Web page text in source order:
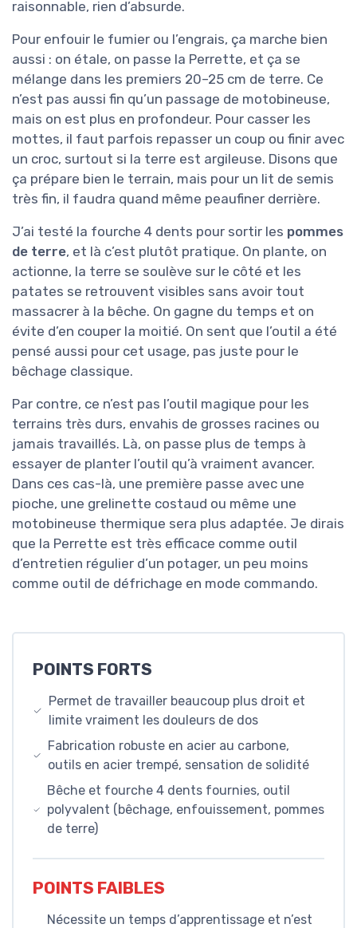
raisonnable, rien d’absurde.
Pour enfouir le fumier ou l’engrais, ça marche bien
aussi : on étale, on passe la Perrette, et ça se
mélange dans les premiers 20–25 cm de terre. Ce
n’est pas aussi fin qu’un passage de motobineuse,
mais on est plus en profondeur. Pour casser les
mottes, il faut parfois repasser un coup ou finir avec
un croc, surtout si la terre est argileuse. Disons que
ça prépare bien le terrain, mais pour un lit de semis
très fin, il faudra quand même peaufiner derrière.
J’ai testé la fourche 4 dents pour sortir les pommes
de terre, et là c’est plutôt pratique. On plante, on
actionne, la terre se soulève sur le côté et les
patates se retrouvent visibles sans avoir tout
massacrer à la bêche. On gagne du temps et on
évite d’en couper la moitié. On sent que l’outil a été
pensé aussi pour cet usage, pas juste pour le
bêchage classique.
Par contre, ce n’est pas l’outil magique pour les
terrains très durs, envahis de grosses racines ou
jamais travaillés. Là, on passe plus de temps à
essayer de planter l’outil qu’à vraiment avancer.
Dans ces cas-là, une première passe avec une
pioche, une grelinette costaud ou même une
motobineuse thermique sera plus adaptée. Je dirais
que la Perrette est très efficace comme outil
d’entretien régulier d’un potager, un peu moins
comme outil de défrichage en mode commando.
POINTS FORTS
Permet de travailler beaucoup plus droit et
limite vraiment les douleurs de dos
Fabrication robuste en acier au carbone,
outils en acier trempé, sensation de solidité
Bêche et fourche 4 dents fournies, outil
polyvalent (bêchage, enfouissement, pommes
de terre)
POINTS FAIBLES
Nécessite un temps d’apprentissage et n’est